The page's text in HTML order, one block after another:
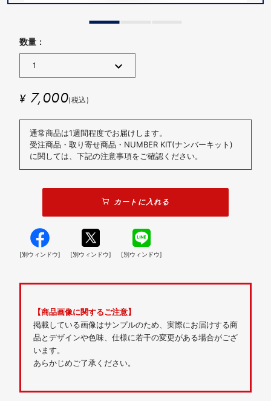
数量 :
¥ 7,000(税込)
通常商品は1週間程度でお届けします。
受注商品・取り寄せ商品・NUMBER KIT(ナンバーキット)
に関しては、下記の注意事項をご確認ください。
カートに入れる
[別ウィンドウ] [別ウィンドウ] [別ウィンドウ]
【商品画像に関するご注意】
掲載している画像はサンプルのため、実際にお届けする商
品とデザインや色味、仕様に若干の変更がある場合がござ
います。
あらかじめご了承ください。